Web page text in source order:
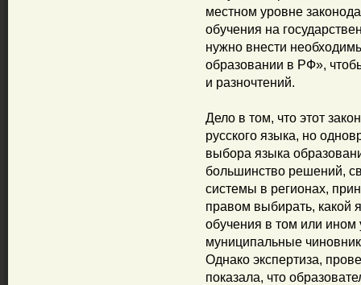
местном уровне
обучения на
нужно внести
образовании в РФ»,
и разночтений.
Дело в том, что этот
русского языка, но
выбора языка
большинство решений,
системы в регионах,
правом выбирать, какой
обучения в том или
муниципальные
Однако экспертиза,
показала, что